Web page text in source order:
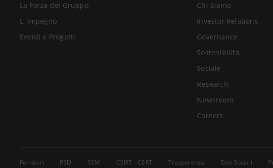
La Forza del Gruppo
L' Impegno
Eventi e Progetti
Chi Siamo
Investor Relations
Governance
Sostenibilità
Sociale
Research
Newsroom
Careers
Fornitori PSD SSM CSIRT - CERT Trasparenza Dati Sociali